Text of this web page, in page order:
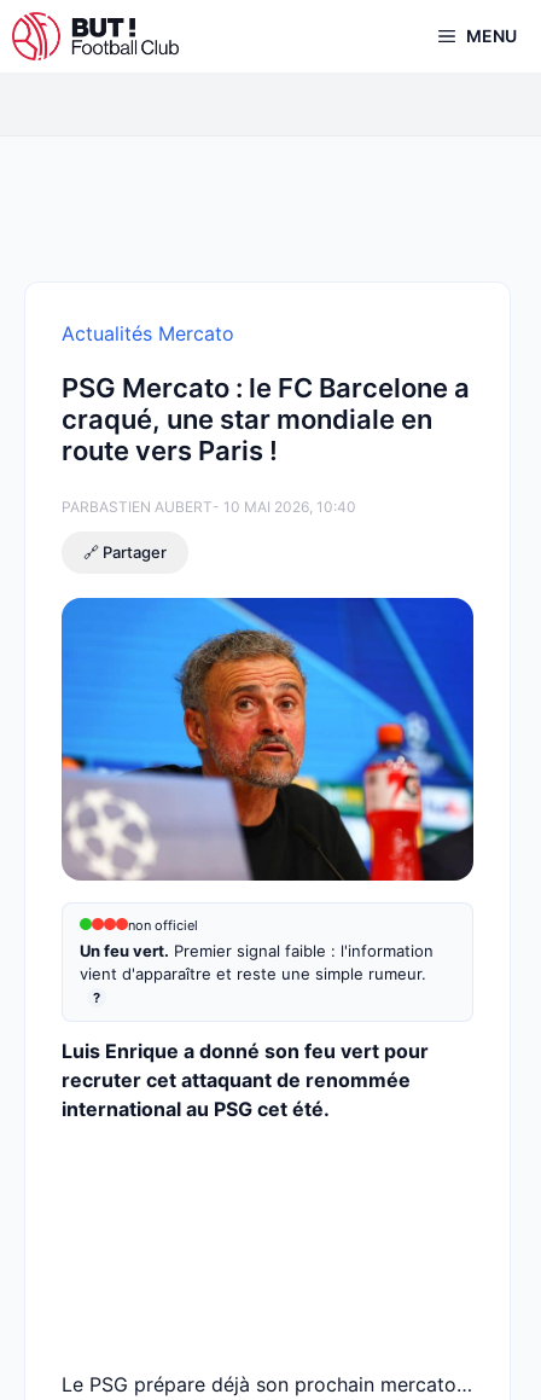
Aller
au
MENU
Actualités Mercato
PSG Mercato : le FC Barcelone a
craqué, une star mondiale en
route vers Paris !
PARBASTIEN AUBERT- 10 MAI 2026, 10:40
🔗 Partager
non officiel
Un feu vert. Premier signal faible : l'information
vient d'apparaître et reste une simple rumeur.
?
Luis Enrique a donné son feu vert pour
recruter cet attaquant de renommée
international au PSG cet été.
Le PSG prépare déjà son prochain mercato…